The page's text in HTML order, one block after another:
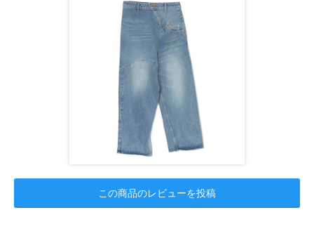
この商品のレビューを投稿